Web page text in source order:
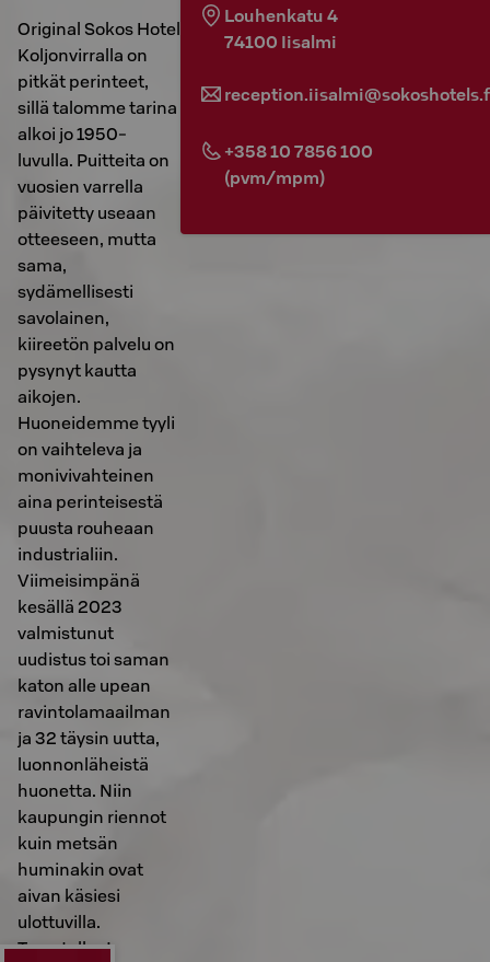
Original Sokos Hotel
Koljonvirralla on
pitkät perinteet,
sillä talomme tarina
alkoi jo 1950-
luvulla. Puitteita on
vuosien varrella
päivitetty useaan
otteeseen, mutta
sama,
sydämellisesti
savolainen,
kiireetön palvelu on
pysynyt kautta
aikojen.
Huoneidemme tyyli
on vaihteleva ja
monivivahteinen
aina perinteisestä
puusta rouheaan
industrialiin.
Viimeisimpänä
kesällä 2023
valmistunut
uudistus toi saman
katon alle upean
ravintolamaailman
ja 32 täysin uutta,
luonnonläheistä
huonetta. Niin
kaupungin riennot
kuin metsän
huminakin ovat
aivan käsiesi
ulottuvilla.
Tervetulloo!
Louhenkatu 4
74100 Iisalmi
+358 10 7856 100
(pvm/mpm)